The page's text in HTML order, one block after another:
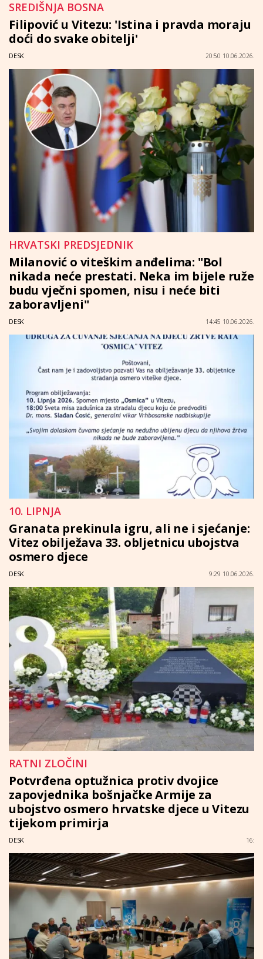
SREDIŠNJA BOSNA
Filipović u Vitezu: 'Istina i pravda moraju
doći do svake obitelji'
DESK 20:50 10.06.2026.
HRVATSKI PREDSJEDNIK
Milanović o viteškim anđelima: "Bol
nikada neće prestati. Neka im bijele ruže
budu vječni spomen, nisu i neće biti
zaboravljeni"
DESK 14:45 10.06.2026.
10. LIPNJA
Granata prekinula igru, ali ne i sjećanje:
Vitez obilježava 33. obljetnicu ubojstva
osmero djece
DESK 9:29 10.06.2026.
RATNI ZLOČINI
Potvrđena optužnica protiv dvojice
zapovjednika bošnjačke Armije za
ubojstvo osmero hrvatske djece u Vitezu
tijekom primirja
DESK 16: